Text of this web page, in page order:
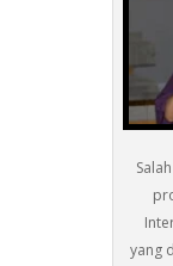
yang